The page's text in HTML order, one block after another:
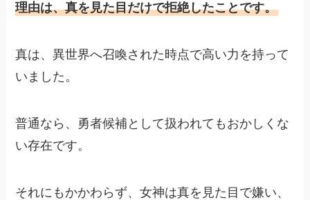
理由は、真を見た目だけで拒絶したことです。
真は、異世界へ召喚された時点で高い力を持って
いました。
普通なら、勇者候補として扱われてもおかしくな
い存在です。
それにもかかわらず、女神は真を見た目で嫌い、